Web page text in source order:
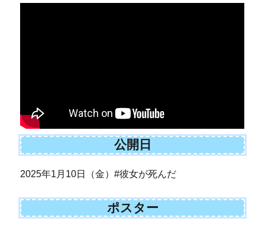
公開日
2025年1月10日（金）#彼女が死んだ
ポスター